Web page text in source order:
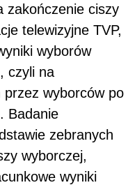
zakończenie ciszy
telewizyjne TVP,
wyborów
czyli na
przez wyborców po
Badanie
zebranych
wyborczej,
wyniki